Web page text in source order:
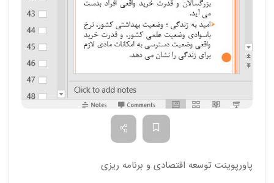
پاورپوینت توسعه اقتصادي و برنامه ريزي